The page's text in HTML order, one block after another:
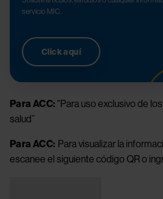
servicio MIC.
Click aquí
Para ACC: "Para uso exclusivo de
salud”
Para ACC: Para visualizar la
escanee el siguiente código QR o